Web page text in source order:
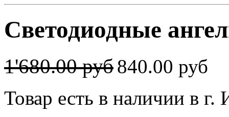
Светодиодные
1'680.00 руб840.00 руб
Товар есть в наличии в г.